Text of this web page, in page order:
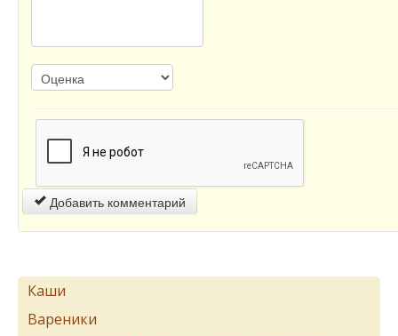
Добавить комментарий
Каши
Вареники